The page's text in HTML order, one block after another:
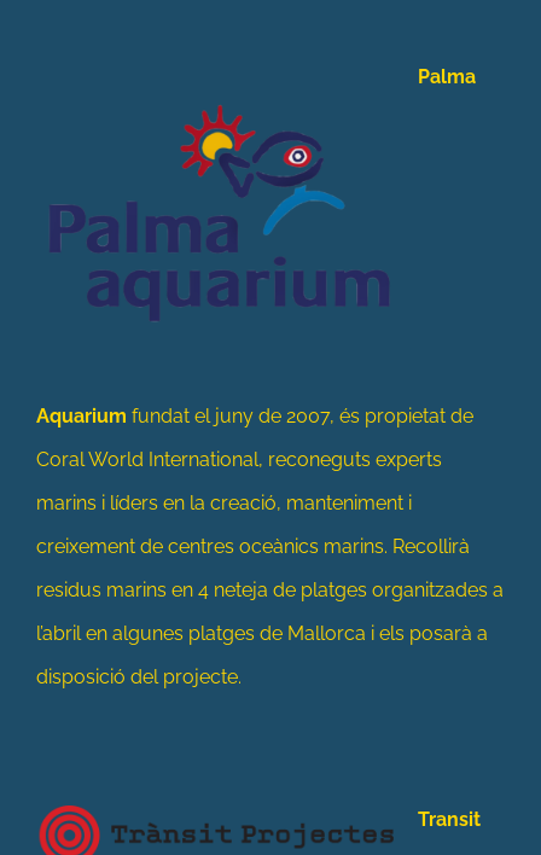
Palma
Aquarium fundat el juny de 2007, és propietat de
Coral World International, reconeguts experts
marins i líders en la creació, manteniment i
creixement de centres oceànics marins. Recollirà
residus marins en 4 neteja de platges organitzades a
l’abril en algunes platges de Mallorca i els posarà a
disposició del projecte.
Transit